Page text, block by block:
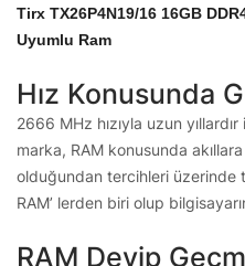
Tirx TX26P4N19/16 16GB
Uyumlu Ram
Hız Konusunda
2666 MHz hızıyla uzun
marka, RAM konusunda
olduğundan tercihleri üzerinde
RAM’ lerden biri olup
RAM Deyip